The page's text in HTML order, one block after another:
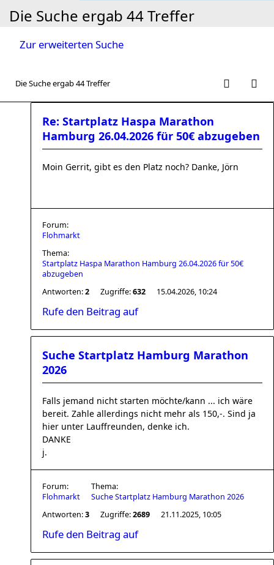
Die Suche ergab 44 Treffer
Zur erweiterten Suche
Die Suche ergab 44 Treffer
Re: Startplatz Haspa Marathon
Hamburg 26.04.2026 für 50€ abzugeben
Moin Gerrit, gibt es den Platz noch? Danke, Jörn
Forum:
Flohmarkt
Thema:
Startplatz Haspa Marathon Hamburg 26.04.2026 für 50€
abzugeben
Antworten:2 Zugriffe:632 15.04.2026, 10:24
Rufe den Beitrag auf
Suche Startplatz Hamburg Marathon
2026
Falls jemand nicht starten möchte/kann ... ich wäre
bereit. Zahle allerdings nicht mehr als 150,-. Sind ja
hier unter Lauffreunden, denke ich.
DANKE
j.
Forum:
Flohmarkt
Thema:
Suche Startplatz Hamburg Marathon 2026
Antworten:3 Zugriffe:2689 21.11.2025, 10:05
Rufe den Beitrag auf